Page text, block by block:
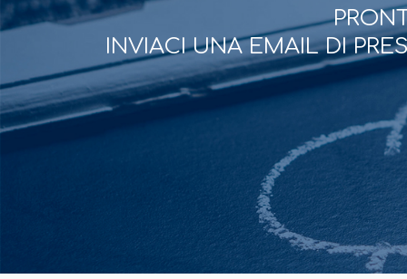
INVIACI UNA EMAIL DI